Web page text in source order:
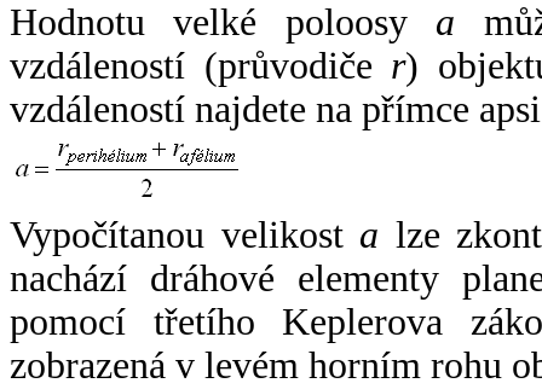
Hodnotu velké poloosy a
vzdáleností (průvodiče r)
vzdáleností najdete na přímce
Vypočítanou velikost a lze
nachází dráhové elementy
pomocí třetího Keplerova
zobrazená v levém horním rohu